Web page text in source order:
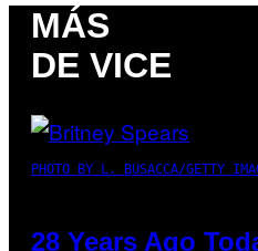
MÁS
DE VICE
PHOTO BY L. BUSACCA/GETTY
28 Years Ago